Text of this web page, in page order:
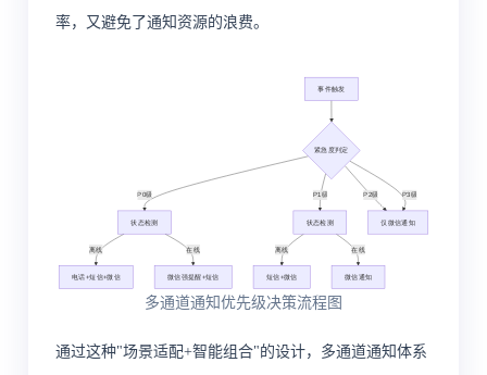
率，又避免了通知资源的浪费。
多通道通知优先级决策流程图
通过这种"场景适配+智能组合"的设计，多通道通知体系